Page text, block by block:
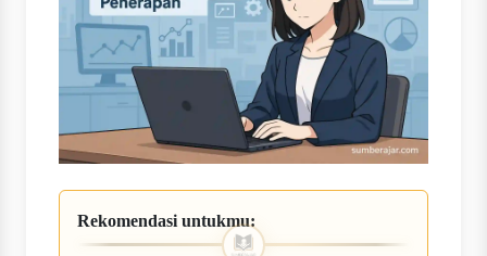
Rekomendasi untukmu: